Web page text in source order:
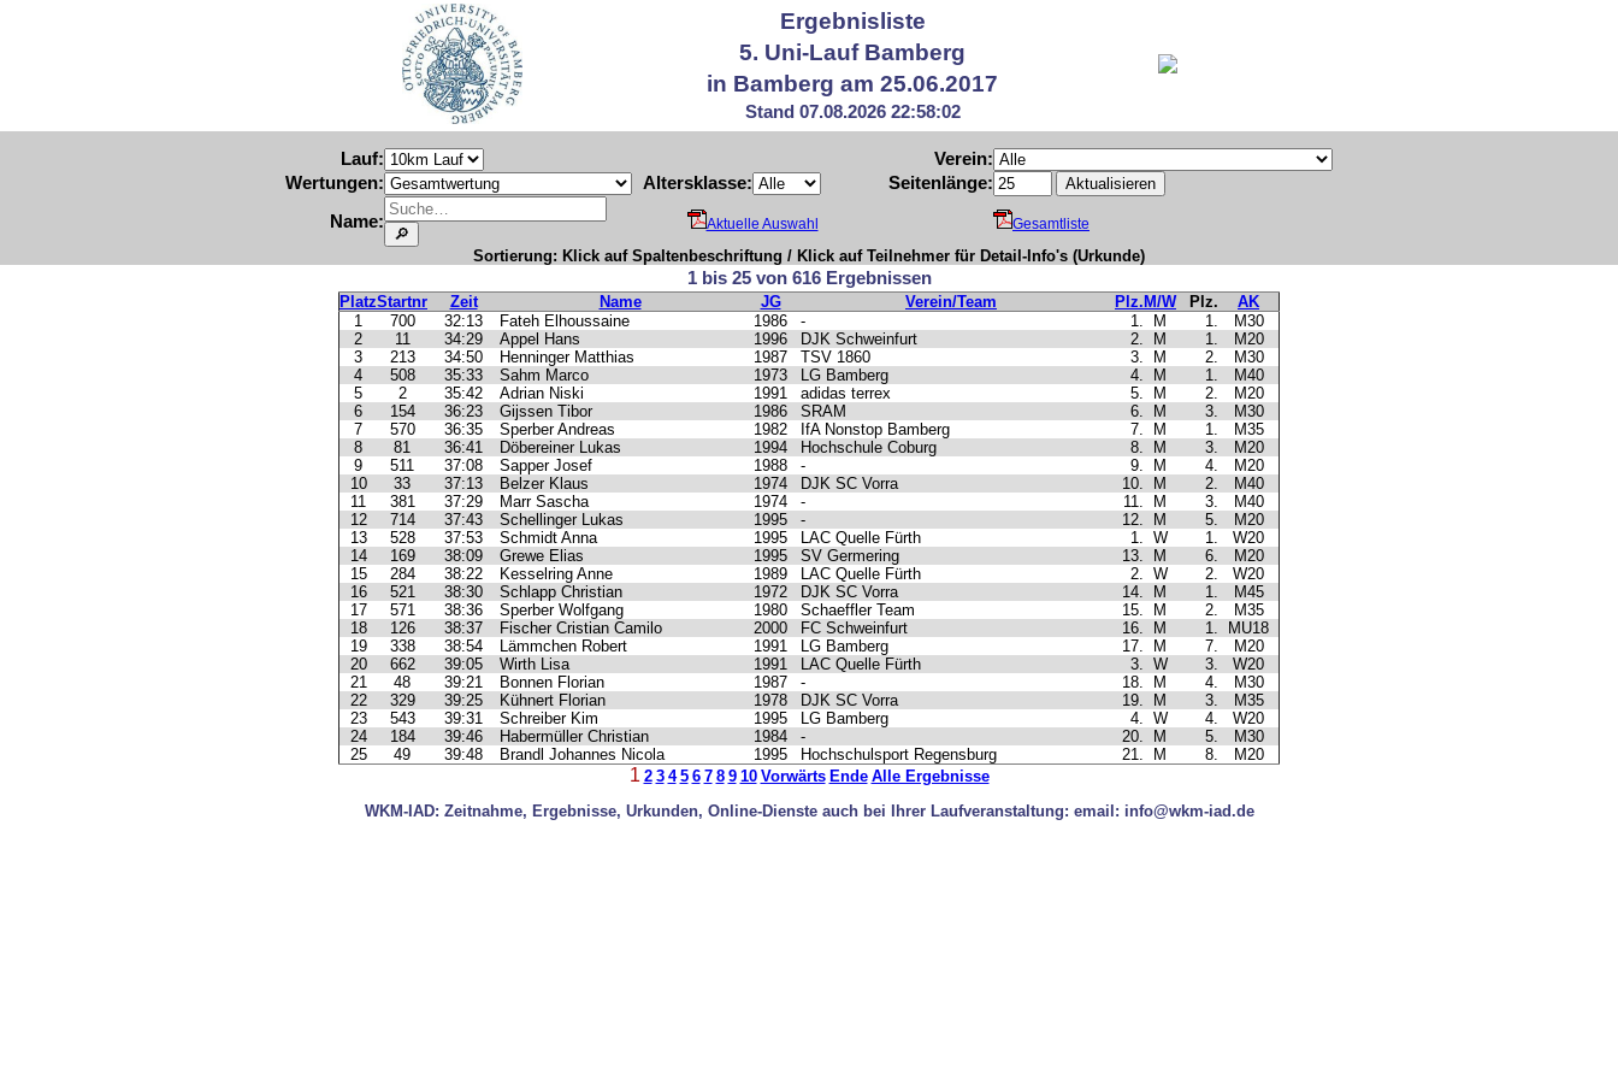
Ergebnisliste
5. Uni-Lauf Bamberg
in Bamberg am 25.06.2017
Stand 07.08.2026 22:58:02
Lauf:
Verein:
Wertungen:
Altersklasse:
Seitenlänge:
Name:
Aktuelle Auswahl Gesamtliste
Sortierung: Klick auf Spaltenbeschriftung / Klick auf Teilnehmer für Detail-Info's (Urkunde)
1 bis 25 von 616 Ergebnissen
PlatzStartnr Zeit Name JG Verein/Team Plz. M/W Plz.
AK
1
700 32:13 Fateh Elhoussaine 1986 - 1. M 1.
M30
2
11 34:29 Appel Hans 1996 DJK Schweinfurt 2. M 1.
M20
3
213 34:50 Henninger Matthias 1987 TSV 1860 3. M 2.
M30
4
508 35:33 Sahm Marco 1973 LG Bamberg 4. M 1.
M40
5
2 35:42 Adrian Niski 1991 adidas terrex 5. M 2.
M20
6
154 36:23 Gijssen Tibor 1986 SRAM 6. M 3.
M30
7
570 36:35 Sperber Andreas 1982 IfA Nonstop Bamberg 7. M 1.
M35
8
81 36:41 Döbereiner Lukas 1994 Hochschule Coburg 8. M 3.
M20
9
511 37:08 Sapper Josef 1988 - 9. M 4.
M20
10
33 37:13 Belzer Klaus 1974 DJK SC Vorra 10. M 2.
M40
11
381 37:29 Marr Sascha 1974 - 11. M 3.
M40
12
714 37:43 Schellinger Lukas 1995 - 12. M 5.
M20
13
528 37:53 Schmidt Anna 1995 LAC Quelle Fürth 1. W 1.
W20
14
169 38:09 Grewe Elias 1995 SV Germering 13. M 6.
M20
15
284 38:22 Kesselring Anne 1989 LAC Quelle Fürth 2. W 2.
W20
16
521 38:30 Schlapp Christian 1972 DJK SC Vorra 14. M 1.
M45
17
571 38:36 Sperber Wolfgang 1980 Schaeffler Team 15. M 2.
M35
18
126 38:37 Fischer Cristian Camilo 2000 FC Schweinfurt 16. M 1.
MU18
19
338 38:54 Lämmchen Robert 1991 LG Bamberg 17. M 7.
M20
20
662 39:05 Wirth Lisa 1991 LAC Quelle Fürth 3. W 3.
W20
21
48 39:21 Bonnen Florian 1987 - 18. M 4.
M30
22
329 39:25 Kühnert Florian 1978 DJK SC Vorra 19. M 3.
M35
23
543 39:31 Schreiber Kim 1995 LG Bamberg 4. W 4.
W20
24
184 39:46 Habermüller Christian 1984 - 20. M 5.
M30
25
49 39:48 Brandl Johannes Nicola 1995 Hochschulsport Regensburg 21. M 8. M20
1 2 3 4 5 6 7 8 9 10 Vorwärts Ende Alle Ergebnisse
WKM-IAD: Zeitnahme, Ergebnisse, Urkunden, Online-Dienste auch bei Ihrer Laufveranstaltung: email: info@wkm-iad.de